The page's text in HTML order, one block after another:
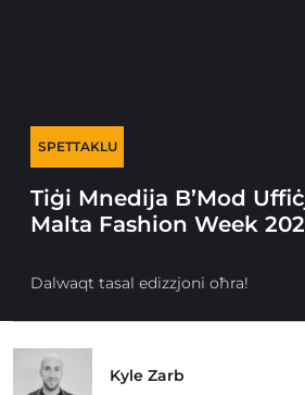
SPETTAKLU
Tiġi Mnedija B’Mod
Malta Fashion Week
Dalwaqt tasal edizzjoni oħra!
Kyle Zarb